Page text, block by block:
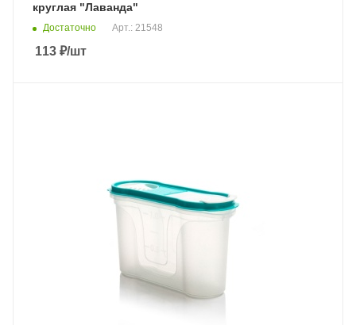
круглая "Лаванда"
Достаточно Арт.: 21548
113 ₽/шт